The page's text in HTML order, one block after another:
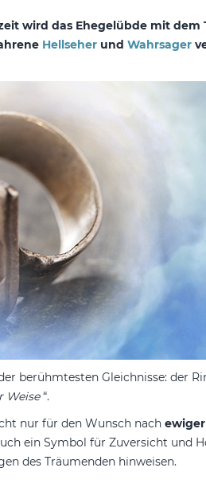
wird das Ehegelübde mit dem
Hellseher und Wahrsager
berühmtesten Gleichnisse: der
Weise“.
nur für den Wunsch nach
ein Symbol für Zuversicht und
des Träumenden hinweisen.